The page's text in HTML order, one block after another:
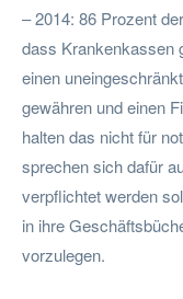
– 2014: 86 Prozent
dass Krankenkassen
einen
gewähren und einen
halten das nicht für
sprechen sich dafür
verpflichtet werden
in ihre
vorzulegen.